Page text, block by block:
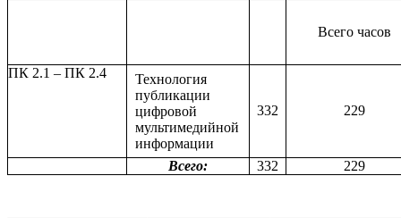
Всего часов
ПК 2.1 – ПК 2.4
Технология
публикации
цифровой
мультимедийной
информации
332 229
Всего: 332 229